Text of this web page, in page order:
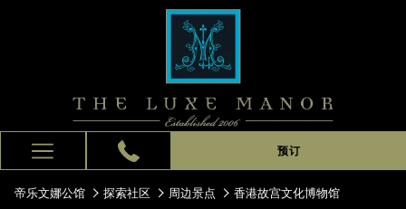
Hamburger
Menu
预订
帝乐文娜公馆 探索社区 周边景点 香港故宫文化博物馆